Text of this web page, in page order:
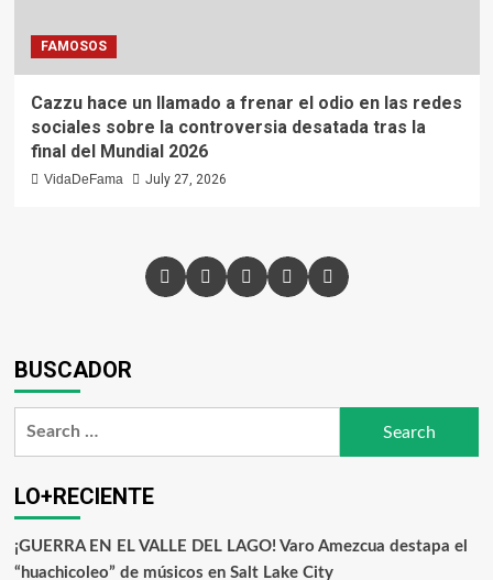
FAMOSOS
Cazzu hace un llamado a frenar el odio en las redes
sociales sobre la controversia desatada tras la
final del Mundial 2026
VidaDeFama July 27, 2026
BUSCADOR
LO+RECIENTE
¡GUERRA EN EL VALLE DEL LAGO! Varo Amezcua destapa el
“huachicoleo” de músicos en Salt Lake City